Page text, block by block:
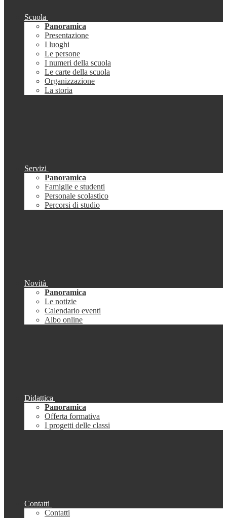
Scuola
Panoramica
Presentazione
I luoghi
Le persone
I numeri della scuola
Le carte della scuola
Organizzazione
La storia
Servizi
Panoramica
Famiglie e studenti
Personale scolastico
Percorsi di studio
Novità
Panoramica
Le notizie
Calendario eventi
Albo online
Didattica
Panoramica
Offerta formativa
I progetti delle classi
Contatti
Contatti